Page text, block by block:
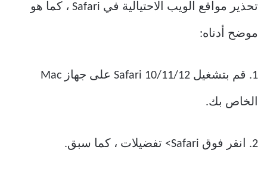
تحذير مواقع الويب الاحتيالية في Safari ، كما هو
موضح أدناه:
1. قم بتشغيل Safari 10/11/12 على جهاز Mac
الخاص بك.
2. انقر فوق Safari> تفضيلات ، كما سبق.